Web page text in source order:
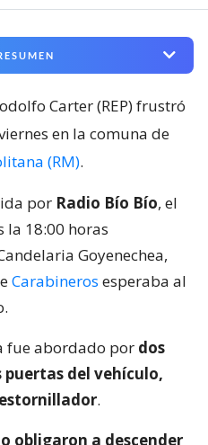
Carter (REP) frustró
en la comuna de
(RM).
por Radio Bío Bío, el
la 18:00 horas
Goyenechea,
Carabineros esperaba al
fue abordado por dos
del vehículo,
.
obligaron a descender